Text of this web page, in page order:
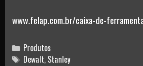
www.felap.com.br/caixa-de-
Categories
Produtos
Tags
Dewalt, Stanley